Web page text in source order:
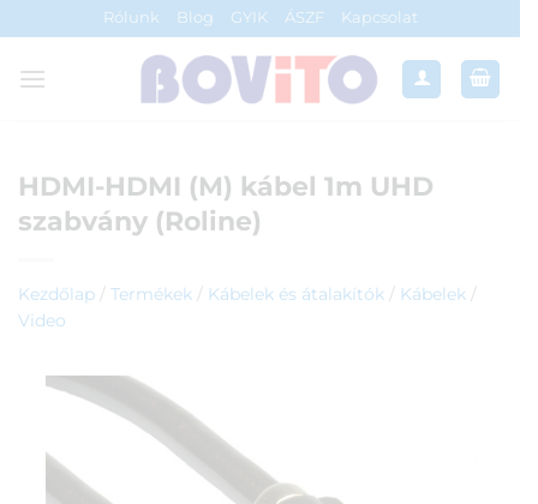
to
content
Rólunk Blog GYIK ÁSZF Kapcsolat
HDMI-HDMI (M) kábel 1m UHD
szabvány (Roline)
Kezdőlap / Termékek / Kábelek és átalakítók / Kábelek /
Video